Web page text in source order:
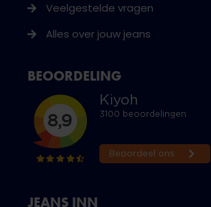
JEANS INN
Veelgestelde vragen
Alles over jouw jeans
BEOORDELING